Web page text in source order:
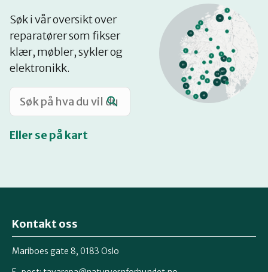
Hvorfor reparere?
Katalog
Mitt navn
Retten til reparasjon
Søk i vår oversikt over
reparatører som fikser
klær, møbler, sykler og
elektronikk.
Eller se på kart
på
kart
Kontakt oss
Mariboes gate 8, 0183 Oslo